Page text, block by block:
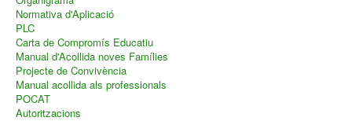
Normativa d'Aplicació
PLC
Carta de Compromís Educatiu
Manual d'Acollida noves Famílies
Projecte de Convivència
Manual acollida als professionals
POCAT
Autoritzacions